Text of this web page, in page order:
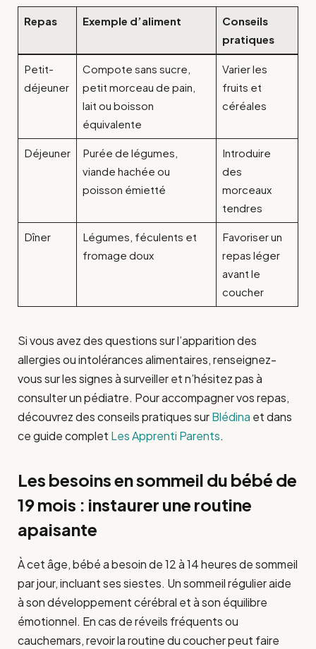
Repas Exemple d’aliment
Conseils
pratiques
Petit-
déjeuner
Compote sans sucre,
petit morceau de pain,
lait ou boisson
équivalente
Varier les
fruits et
céréales
Déjeuner
Purée de légumes,
viande hachée ou
poisson émietté
Introduire
des
morceaux
tendres
Dîner
Légumes, féculents et
fromage doux
Favoriser un
repas léger
avant le
coucher
Si vous avez des questions sur l’apparition des
allergies ou intolérances alimentaires, renseignez-
vous sur les signes à surveiller et n’hésitez pas à
consulter un pédiatre. Pour accompagner vos repas,
découvrez des conseils pratiques surBlédina et dans
ce guide complet Les Apprenti Parents.
Les besoins en sommeil du bébé de
19 mois : instaurer une routine
apaisante
À cet âge, bébé a besoin de 12 à 14 heures de sommeil
par jour, incluant ses siestes. Un sommeil régulier aide
à son développement cérébral et à son équilibre
émotionnel. En cas de réveils fréquents ou
cauchemars, revoir la routine du coucher peut faire